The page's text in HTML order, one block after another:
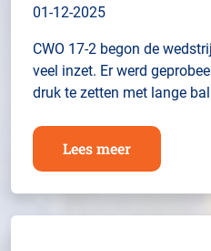
01-12-2025
CWO 17-2 begon de
veel inzet. Er werd
druk te zetten met lange
Lees meer